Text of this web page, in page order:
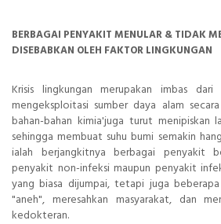
BERBAGAI PENYAKIT MENULAR & TIDAK
DISEBABKAN OLEH FAKTOR LINGKUNGAN
Krisis lingkungan merupakan imbas dari
mengeksploitasi sumber daya alam
bahan-bahan kimia'juga turut
sehingga membuat suhu bumi semakin
ialah berjangkitnya berbagai penyakit
penyakit non-infeksi maupun penyakit
yang biasa dijumpai, tetapi juga
"aneh", meresahkan masyarakat, dan
kedokteran.